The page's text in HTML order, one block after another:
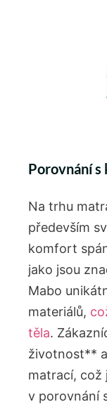
Porovnání s
Na trhu
především
komfort
jako jsou
Mabo
materiálů,
těla.
životnost**
matrací, což
v porovnání